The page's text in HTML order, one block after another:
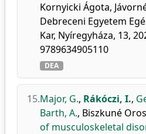
Kornyicki Ágota,
Debreceni Egyetem
Kar, Nyíregyháza, 13,
9789634905110
DEA
15.Major, G., Rákóczi, I.,
Barth, A., Biszkuné
of musculoskeletal